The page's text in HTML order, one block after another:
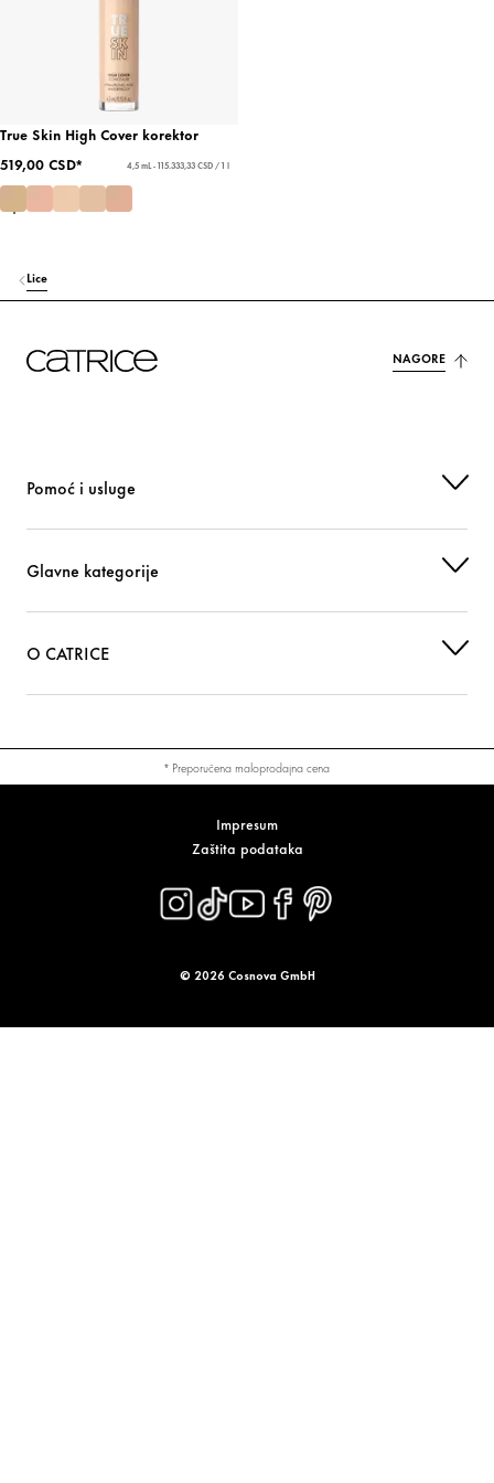
True Skin High Cover korektor
519,00 CSD*
4,5 mL - 115.333,33 CSD / 1 l
Lice
NAGORE
Pomoć i usluge
Glavne kategorije
O CATRICE
* Preporučena maloprodajna cena
Impresum
Zaštita podataka
© 2026 Cosnova GmbH